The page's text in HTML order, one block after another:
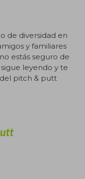
de diversidad en
y familiares
estás seguro de
leyendo y te
pitch & putt